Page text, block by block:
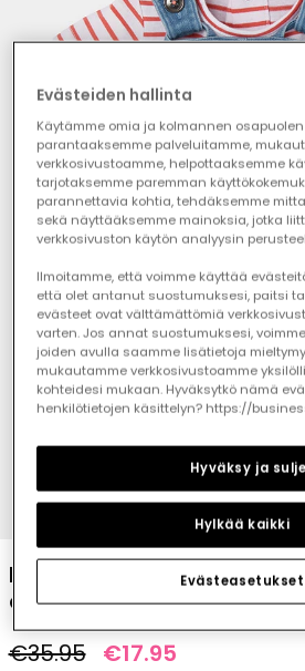
Baby set striped bodysuit
dungarees
€35.95 €17.95
Evästeiden hallinta
Käytämme omia ja kolmannen
parantaaksemme palveluitamme,
verkkosivustoamme, helpottaaksemme
tarjotaksemme paremman
parannettavia kohtia, tehdäksemme
sekä näyttääksemme mainoksia, jotka
verkkosivuston käytön analyysin
Ilmoitamme, että voimme käyttää
että olet antanut suostumuksesi, paitsi
evästeet ovat välttämättömiä
varten. Jos annat suostumuksesi,
joiden avulla saamme lisätietoja
mukautamme verkkosivustoamme
kohteidesi mukaan. Hyväksytkö nämä
henkilötietojen käsittelyn? https://
Evästeasetukset
Hylkää kaikki
Hyväksy ja sulje